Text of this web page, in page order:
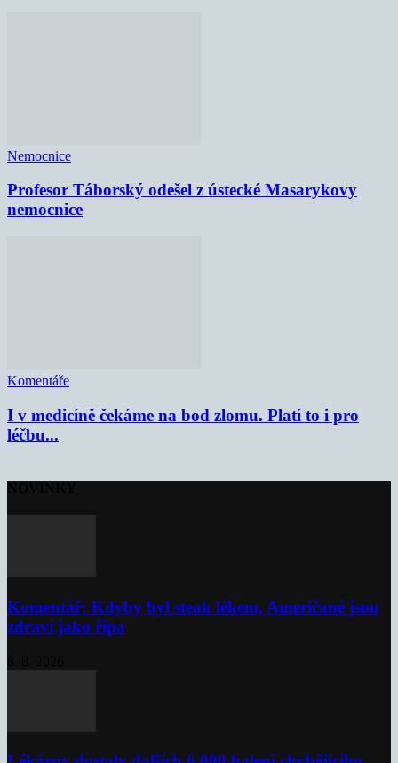
Nemocnice
Profesor Táborský odešel z ústecké Masarykovy
nemocnice
Komentáře
I v medicíně čekáme na bod zlomu. Platí to i pro
léčbu...
Komentář: Kdyby byl steak lékem, Američané jsou
zdraví jako řípa